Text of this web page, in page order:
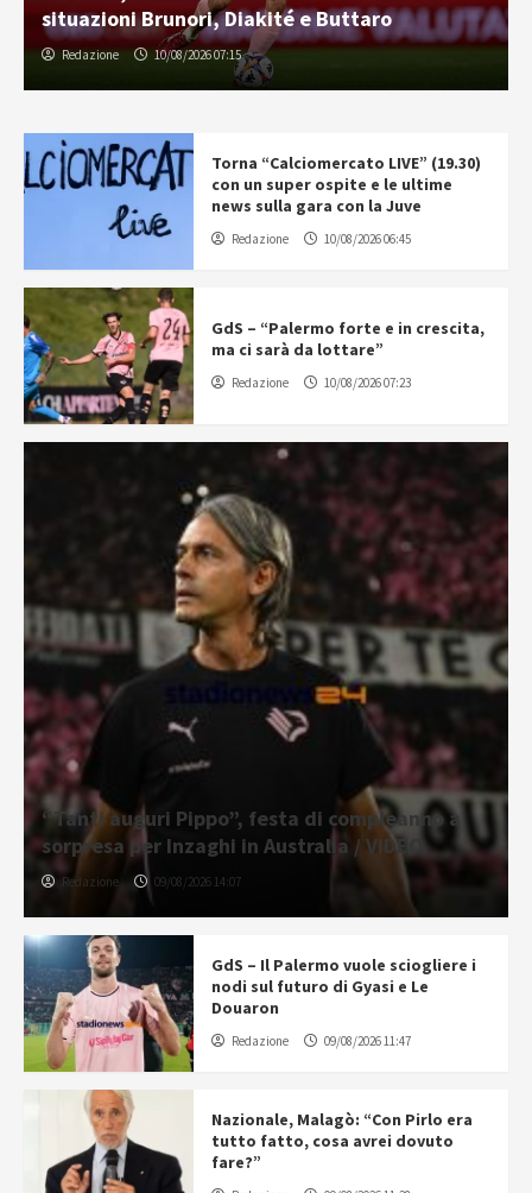
situazioni Brunori, Diakité e Buttaro
Redazione 10/08/2026 07:15
Torna “Calciomercato LIVE” (19.30)
con un super ospite e le ultime
news sulla gara con la Juve
Redazione 10/08/2026 06:45
GdS – “Palermo forte e in crescita,
ma ci sarà da lottare”
Redazione 10/08/2026 07:23
“Tanti auguri Pippo”, festa di compleanno a
sorpresa per Inzaghi in Australia / VIDEO
Redazione 09/08/2026 14:07
GdS – Il Palermo vuole sciogliere i
nodi sul futuro di Gyasi e Le
Douaron
Redazione 09/08/2026 11:47
Nazionale, Malagò: “Con Pirlo era
tutto fatto, cosa avrei dovuto
fare?”